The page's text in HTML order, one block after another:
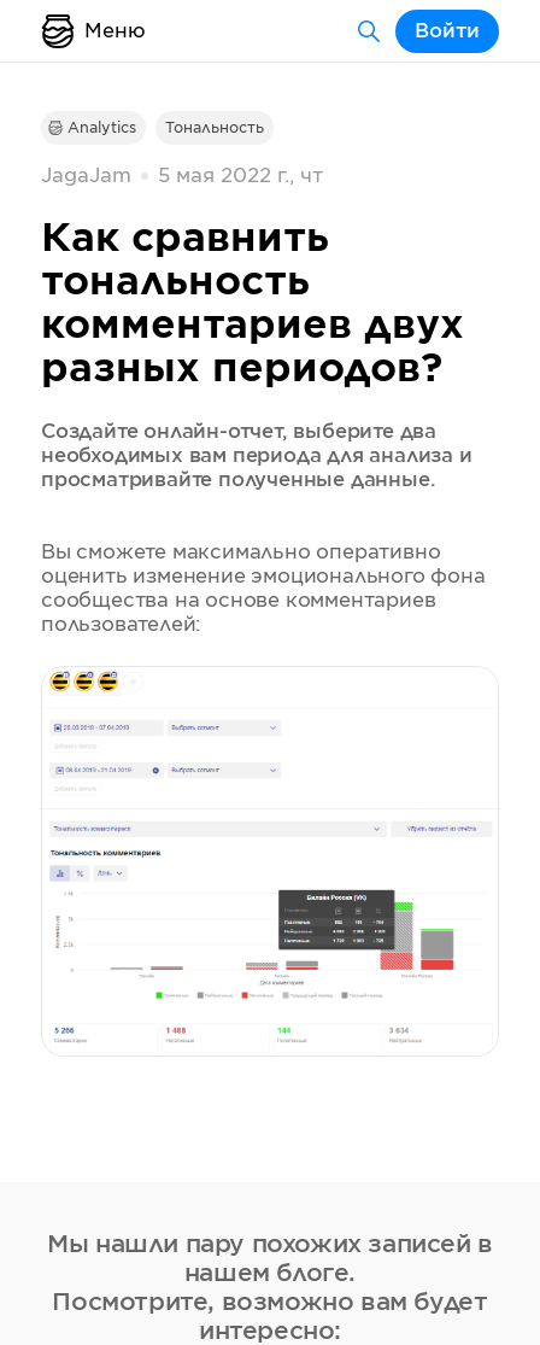
Меню Войти
Analytics Тональность
JagaJam 5 мая 2022 г., чт
Как сравнить
тональность
комментариев двух
разных периодов?
Создайте онлайн-отчет, выберите два
необходимых вам периода для анализа и
просматривайте полученные данные.
Вы сможете максимально оперативно
оценить изменение эмоционального фона
сообщества на основе комментариев
пользователей:
Мы нашли пару похожих записей в
нашем блоге.
Посмотрите, возможно вам будет
интересно: